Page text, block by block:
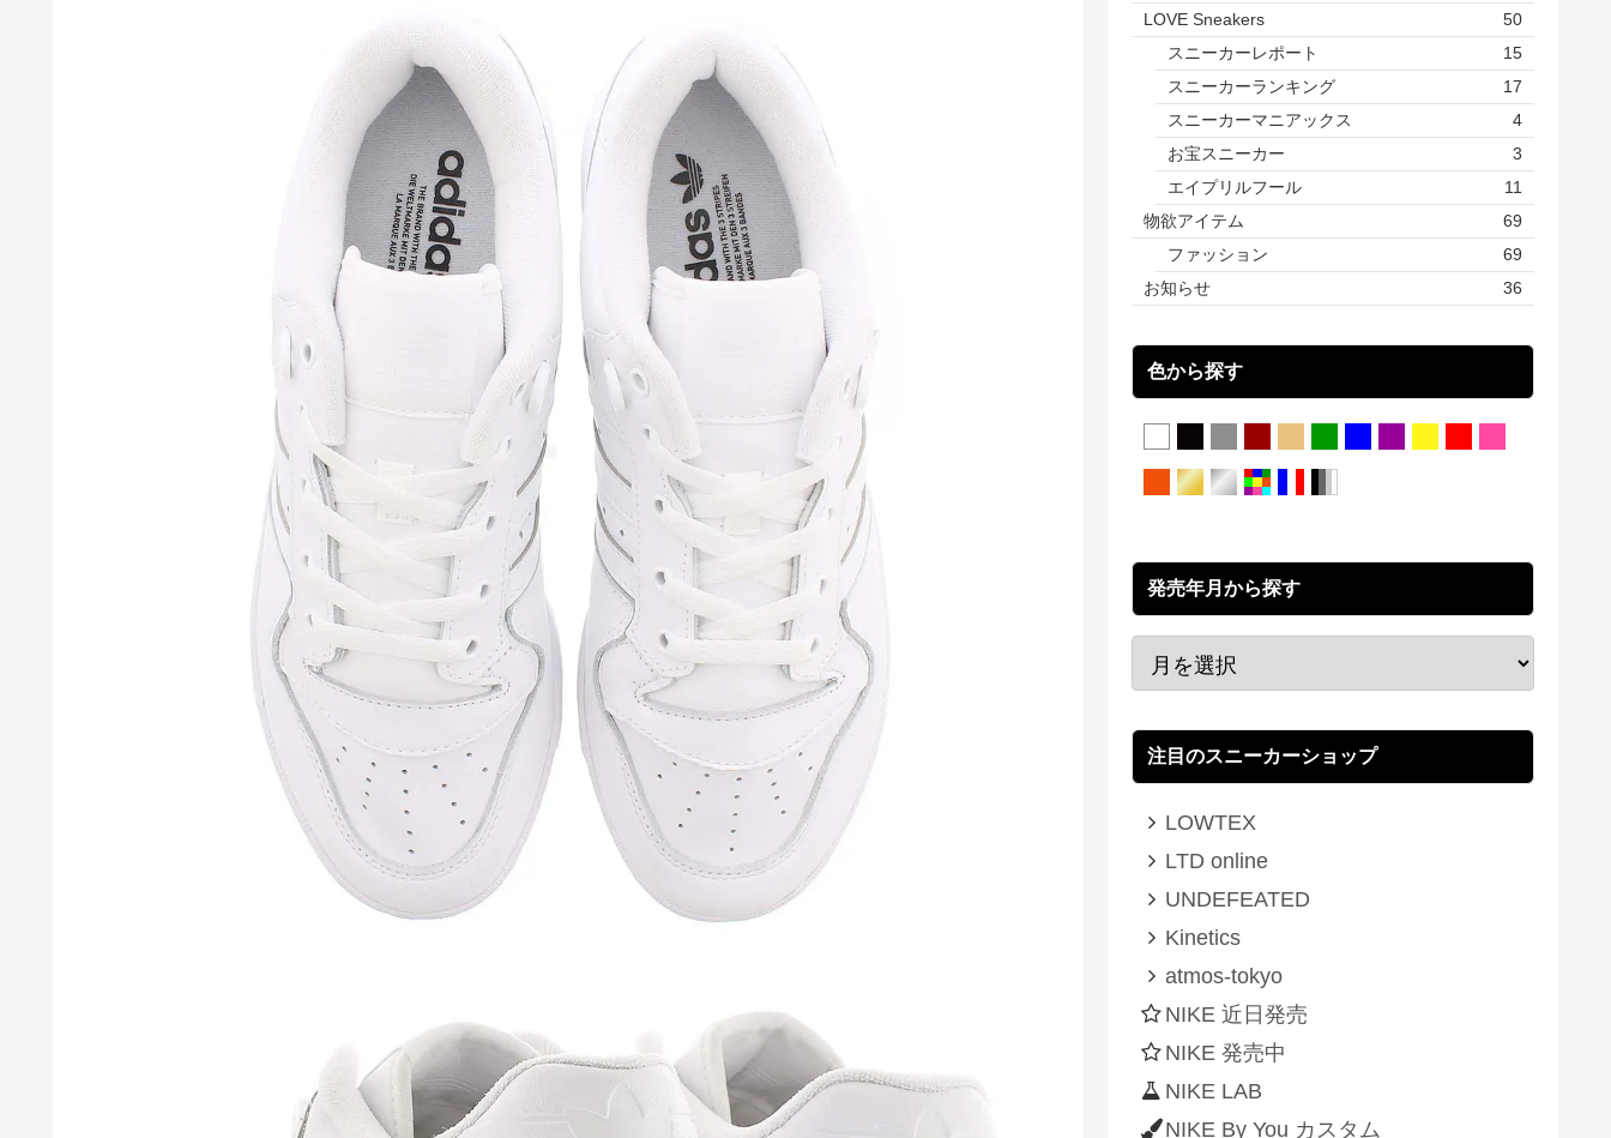
LOVE Sneakers
50
スニーカーレポート
15
スニーカーランキング
17
スニーカーマニアックス
4
お宝スニーカー
3
エイプリルフール
11
物欲アイテム
69
ファッション
69
お知らせ
36
色から探す
発売年月から探す
注目のスニーカーショップ
LOWTEX
LTD online
UNDEFEATED
Kinetics
atmos-tokyo
NIKE 近日発売
NIKE 発売中
NIKE LAB
NIKE By You カスタム